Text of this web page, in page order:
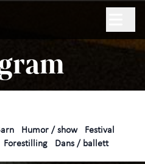
Humor / show
Festival
Forestilling Dans / ballett